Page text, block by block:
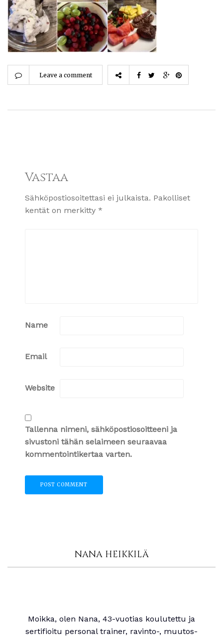
Leave a comment
Vastaa
Sähköpostiosoitettasi ei julkaista. Pakolliset
kentät on merkitty *
Name
Email
Website
Tallenna nimeni, sähköpostiosoitteeni ja
sivustoni tähän selaimeen seuraavaa
kommentointikertaa varten.
NANA HEIKKILÄ
Moikka, olen Nana, 43-vuotias koulutettu ja
sertifioitu personal trainer, ravinto-, muutos-